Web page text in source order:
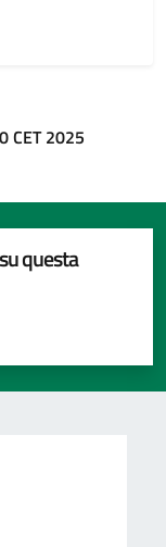
CET 2025
questa